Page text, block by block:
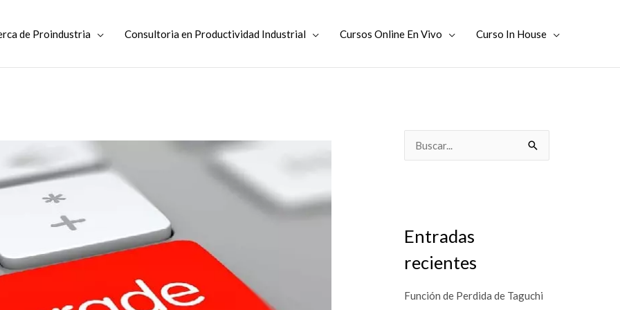
de Proindustria Consultoria en Productividad Industrial Cursos Online En Vivo Curso In House
a
o
Entradas
recientes
Función de Perdida de Taguchi